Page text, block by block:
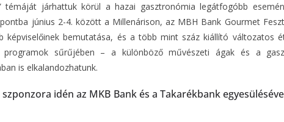
témáját járhattuk körül a hazai gasztronómia legátfogóbb
június 2-4. között a Millenárison, az MBH Bank Gourmet
képviselőinek bemutatása, és a több mint száz kiállító változatos
sűrűjében – a különböző művészeti ágak és a
is elkalandozhatunk.
idén az MKB Bank és a Takarékbank